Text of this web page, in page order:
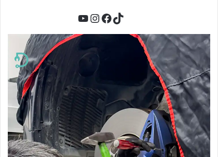
تيك توكفيسبوك
إنستجرام
يوتيوب